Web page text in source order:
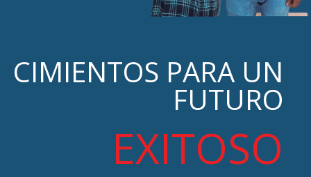
CIMIENTOS PARA UN
FUTURO
EXITOSO